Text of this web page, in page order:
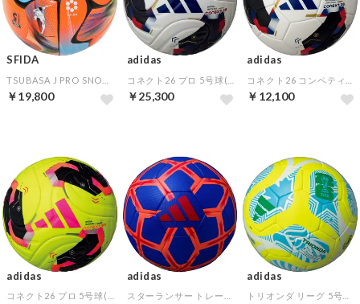
SFIDA
￥19,800
adidas
￥25,300
adidas
￥12,100
adidas adidas adidas